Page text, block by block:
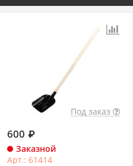
Под заказ
600 ₽
Заказной
Арт.: 61414